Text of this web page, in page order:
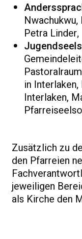
Petra
in
Interlaken,
Zusätzlich zu
den Pfarreien
jeweiligen
als Kirche den